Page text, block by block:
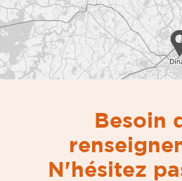
Besoin
N'hésitez